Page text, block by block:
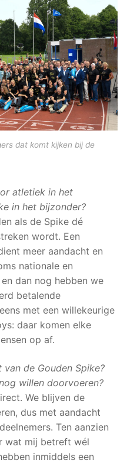
dat komt kijken bij de
atletiek in het
in het bijzonder?
als de Spike dé
wordt. Een
meer aandacht en
nationale en
dan nog hebben we
betalende
met een willekeurige
daar komen elke
op af.
de Gouden Spike?
willen doorvoeren?
We blijven de
dus met aandacht
Ten aanzien
wat mij betreft wél
inmiddels een